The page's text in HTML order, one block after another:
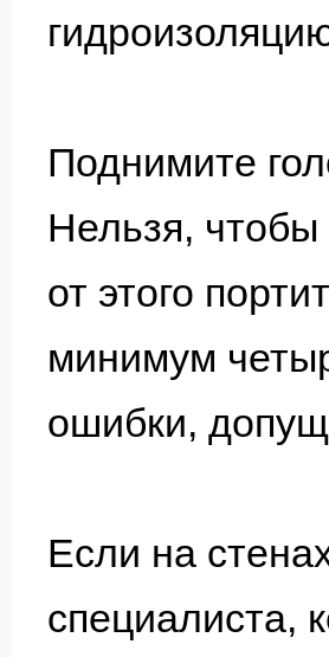
Поднимите
Нельзя,
от этого
минимум
ошибки,
Если на
специалиста,